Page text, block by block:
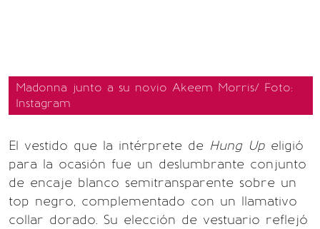
Madonna junto a su novio Akeem Morris/ Foto:
Instagram
El vestido que la intérprete de Hung Up eligió
para la ocasión fue un deslumbrante conjunto
de encaje blanco semitransparente sobre un
top negro, complementado con un llamativo
collar dorado. Su elección de vestuario reflejó